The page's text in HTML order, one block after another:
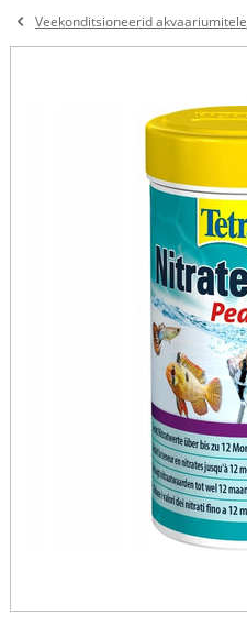
Veekonditsioneerid akvaariumitele